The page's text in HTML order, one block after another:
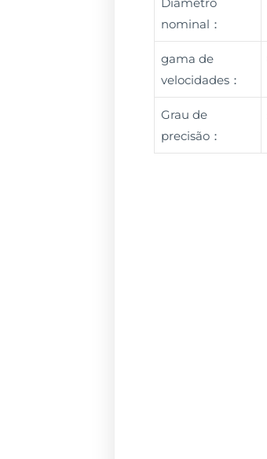
nominal：
gama de
velocidades：
Grau de
precisão：